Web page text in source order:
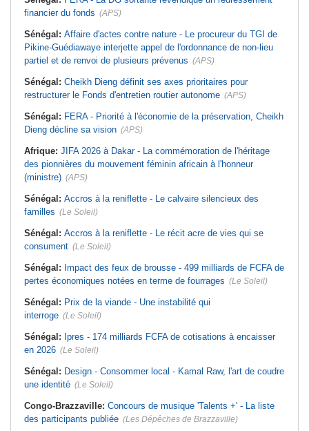
financier du fonds (APS)
Sénégal: Affaire d'actes contre nature - Le procureur du TGI de
Pikine-Guédiawaye interjette appel de l'ordonnance de non-lieu
partiel et de renvoi de plusieurs prévenus (APS)
Sénégal: Cheikh Dieng définit ses axes prioritaires pour
restructurer le Fonds d'entretien routier autonome (APS)
Sénégal: FERA - Priorité à l'économie de la préservation, Cheikh
Dieng décline sa vision (APS)
Afrique: JIFA 2026 à Dakar - La commémoration de l'héritage
des pionnières du mouvement féminin africain à l'honneur
(ministre) (APS)
Sénégal: Accros à la reniflette - Le calvaire silencieux des
familles (Le Soleil)
Sénégal: Accros à la reniflette - Le récit acre de vies qui se
consument (Le Soleil)
Sénégal: Impact des feux de brousse - 499 milliards de FCFA de
pertes économiques notées en terme de fourrages (Le Soleil)
Sénégal: Prix de la viande - Une instabilité qui
interroge (Le Soleil)
Sénégal: Ipres - 174 milliards FCFA de cotisations à encaisser
en 2026 (Le Soleil)
Sénégal: Design - Consommer local - Kamal Raw, l'art de coudre
une identité (Le Soleil)
Congo-Brazzaville: Concours de musique 'Talents +' - La liste
des participants publiée (Les Dépêches de Brazzaville)